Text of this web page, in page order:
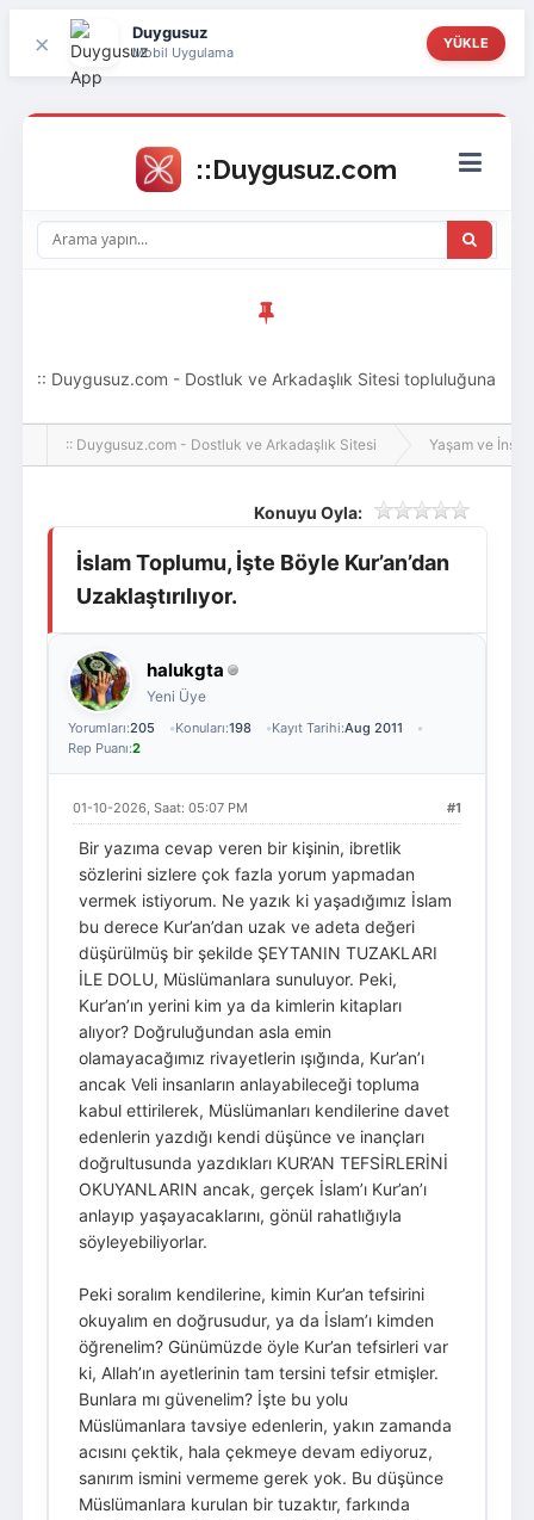
× Duygusuz
Mobil Uygulama
YÜKLE
Giriş Yap Üye Ol
:: Duygusuz.com - Dostluk ve Arkadaşlık Sitesi topluluğuna
hoş geldin ziyaretçi! Aramıza katılmak istersen kayıt
:: Duygusuz.com - Dostluk ve Arkadaşlık Sitesi Yaşam ve İnsan
Konuyu Oyla:
İslam Toplumu, İşte Böyle Kur’an’dan
Uzaklaştırılıyor.
halukgta
Yeni Üye
Yorumları:205 Konuları:198 Kayıt Tarihi:Aug 2011
Rep Puanı:2
#1
01-10-2026, Saat: 05:07 PM
Bir yazıma cevap veren bir kişinin, ibretlik
sözlerini sizlere çok fazla yorum yapmadan
vermek istiyorum. Ne yazık ki yaşadığımız İslam
bu derece Kur’an’dan uzak ve adeta değeri
düşürülmüş bir şekilde ŞEYTANIN TUZAKLARI
İLE DOLU, Müslümanlara sunuluyor. Peki,
Kur’an’ın yerini kim ya da kimlerin kitapları
alıyor? Doğruluğundan asla emin
olamayacağımız rivayetlerin ışığında, Kur’an’ı
ancak Veli insanların anlayabileceği topluma
kabul ettirilerek, Müslümanları kendilerine davet
edenlerin yazdığı kendi düşünce ve inançları
doğrultusunda yazdıkları KUR’AN TEFSİRLERİNİ
OKUYANLARIN ancak, gerçek İslam’ı Kur’an’ı
anlayıp yaşayacaklarını, gönül rahatlığıyla
söyleyebiliyorlar.
Peki soralım kendilerine, kimin Kur’an tefsirini
okuyalım en doğrusudur, ya da İslam’ı kimden
öğrenelim? Günümüzde öyle Kur’an tefsirleri var
ki, Allah’ın ayetlerinin tam tersini tefsir etmişler.
Bunlara mı güvenelim? İşte bu yolu
Müslümanlara tavsiye edenlerin, yakın zamanda
acısını çektik, hala çekmeye devam ediyoruz,
sanırım ismini vermeme gerek yok. Bu düşünce
Müslümanlara kurulan bir tuzaktır, farkında